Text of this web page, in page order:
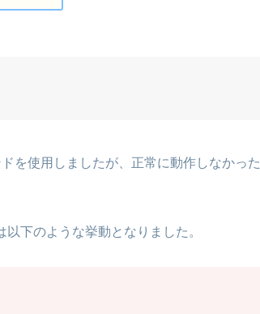
を使用しましたが、正常に動作しなかった
下のような挙動となりました。